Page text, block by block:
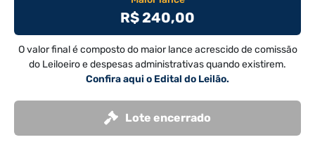
R$ 240,00
O valor final é composto do maior lance acrescido de comissão
do Leiloeiro e despesas administrativas quando existirem.
Confira aqui o Edital do Leilão.
Lote encerrado